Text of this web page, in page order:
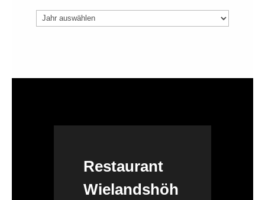
Archiv
Restaurant
Wielandshöh